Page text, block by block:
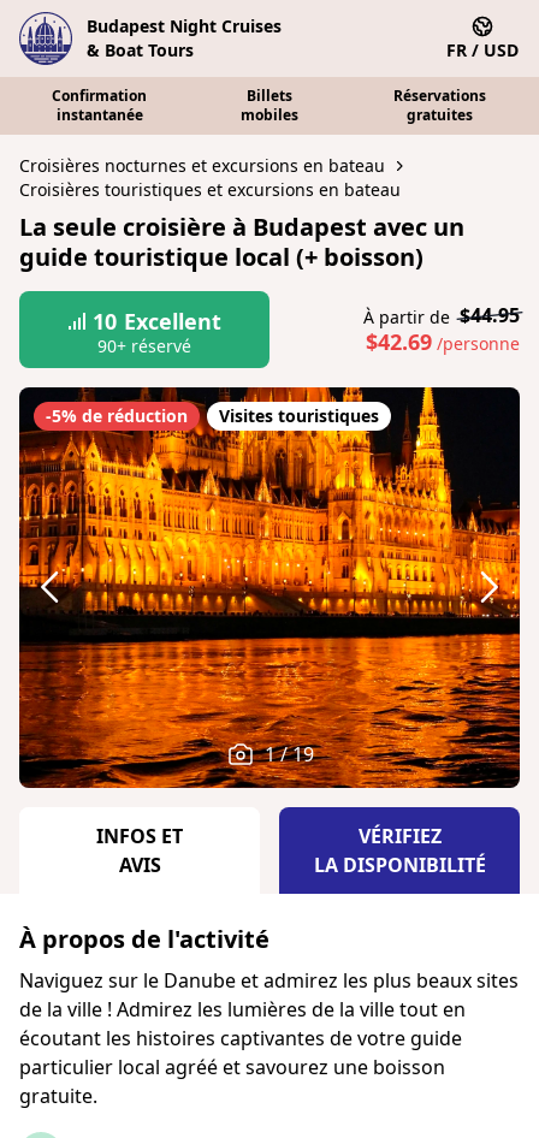
Budapest Night Cruises
& Boat Tours
FR / USD
Confirmation
instantanée
Billets
mobiles
Réservations
gratuites
Croisières nocturnes et excursions en bateau
Croisières touristiques et excursions en bateau
La seule croisière à Budapest avec un
guide touristique local (+ boisson)
10 Excellent
90+ réservé
À partir de $44.95
$42.69 /personne
-5% de réduction Visites touristiques
1 / 19
INFOS ET
AVIS
VÉRIFIEZ
LA DISPONIBILITÉ
À propos de l'activité
Naviguez sur le Danube et admirez les plus beaux sites
de la ville ! Admirez les lumières de la ville tout en
écoutant les histoires captivantes de votre guide
particulier local agréé et savourez une boisson
gratuite.